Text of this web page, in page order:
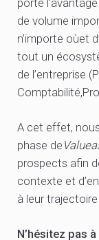
porte
de volume
n’importe oùet
tout un
de l’entreprise
A cet effet,
phase de
prospects afin
contexte et
à leur
N’hésitez pas